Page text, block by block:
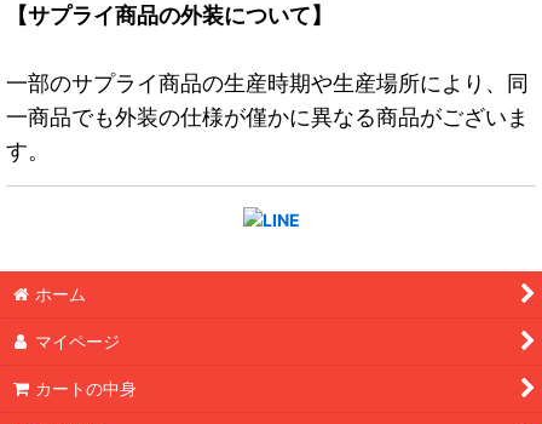
【サプライ商品の外装について】
一部のサプライ商品の生産時期や生産場所により、同
一商品でも外装の仕様が僅かに異なる商品がございま
す。
ホーム
マイページ
カートの中身